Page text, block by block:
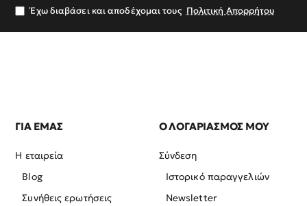
σας
Έχω διαβάσει και αποδέχομαι τους Πολιτική Απορρήτου
ΓΙΑ ΕΜΑΣ
Η εταιρεία
Blog
Συνήθεις ερωτήσεις
Ο ΛΟΓΑΡΙΑΣΜΟΣ ΜΟΥ
Σύνδεση
Ιστορικό παραγγελιών
Newsletter